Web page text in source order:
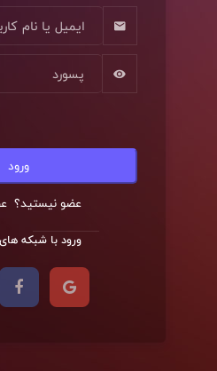
ورود
عضو نیستید؟
ورود با شبکه